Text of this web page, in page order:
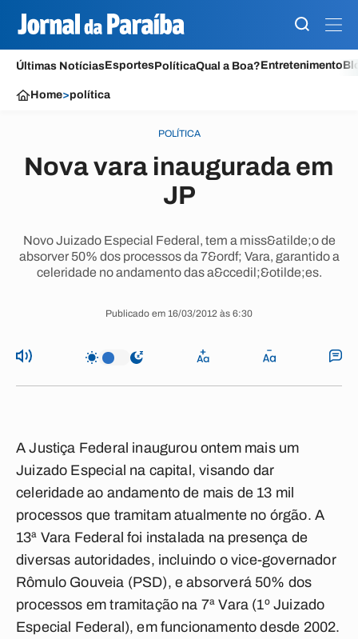
Últimas NotíciasEsportesPolíticaQual a Boa?Entretenimento
Home>política
POLÍTICA
Nova vara inaugurada em
JP
Novo Juizado Especial Federal, tem a miss&atilde;o de
absorver 50% dos processos da 7&ordf; Vara, garantido a
celeridade no andamento das a&ccedil;&otilde;es.
Publicado em 16/03/2012 às 6:30
A Justiça Federal inaugurou ontem mais um
Juizado Especial na capital, visando dar
celeridade ao andamento de mais de 13 mil
processos que tramitam atualmente no órgão. A
13ª Vara Federal foi instalada na presença de
diversas autoridades, incluindo o vice-governador
Rômulo Gouveia (PSD), e absorverá 50% dos
processos em tramitação na 7ª Vara (1º Juizado
Especial Federal), em funcionamento desde 2002.